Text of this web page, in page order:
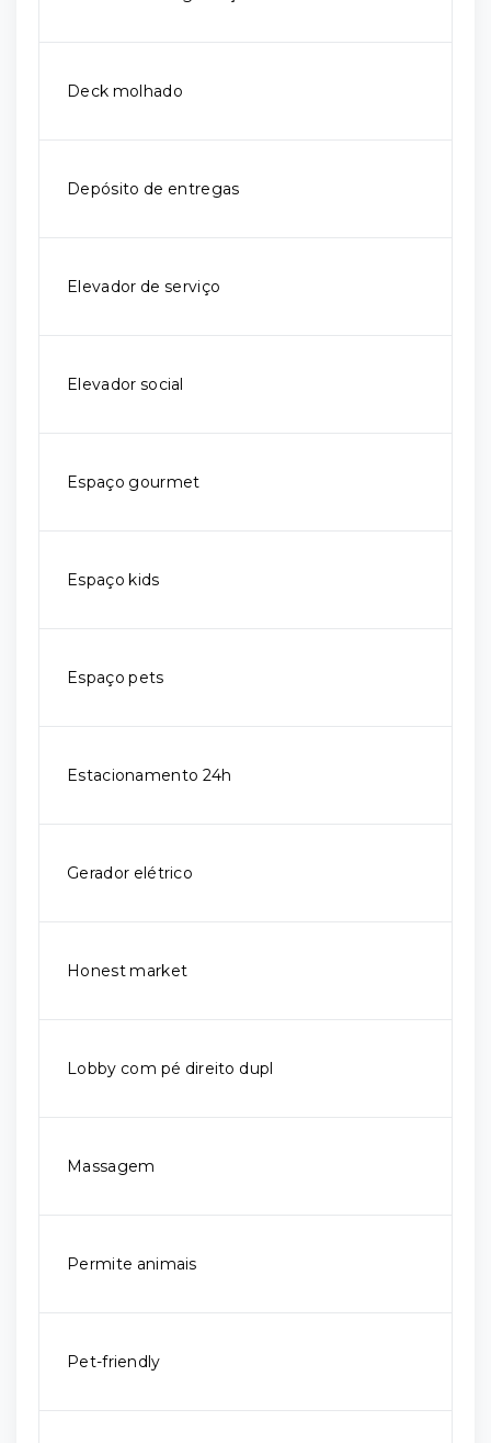
Deck molhado
Depósito de entregas
Elevador de serviço
Elevador social
Espaço gourmet
Espaço kids
Espaço pets
Estacionamento 24h
Gerador elétrico
Honest market
Lobby com pé direito dupl
Massagem
Permite animais
Pet-friendly